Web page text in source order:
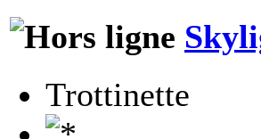
Trottinette